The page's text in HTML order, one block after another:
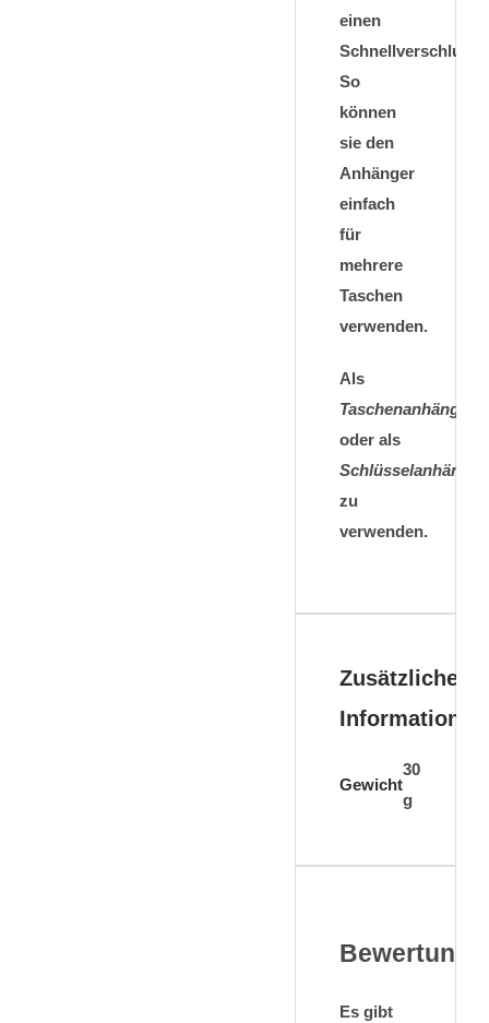
einen
Schnellverschluss.
So
können
sie den
Anhänger
einfach
für
mehrere
Taschen
verwenden.
Als
Taschenanhänger
oder als
Schlüsselanhänger
zu
verwenden.
Zusätzliche
Informationen
Gewicht
30
g
Es gibt